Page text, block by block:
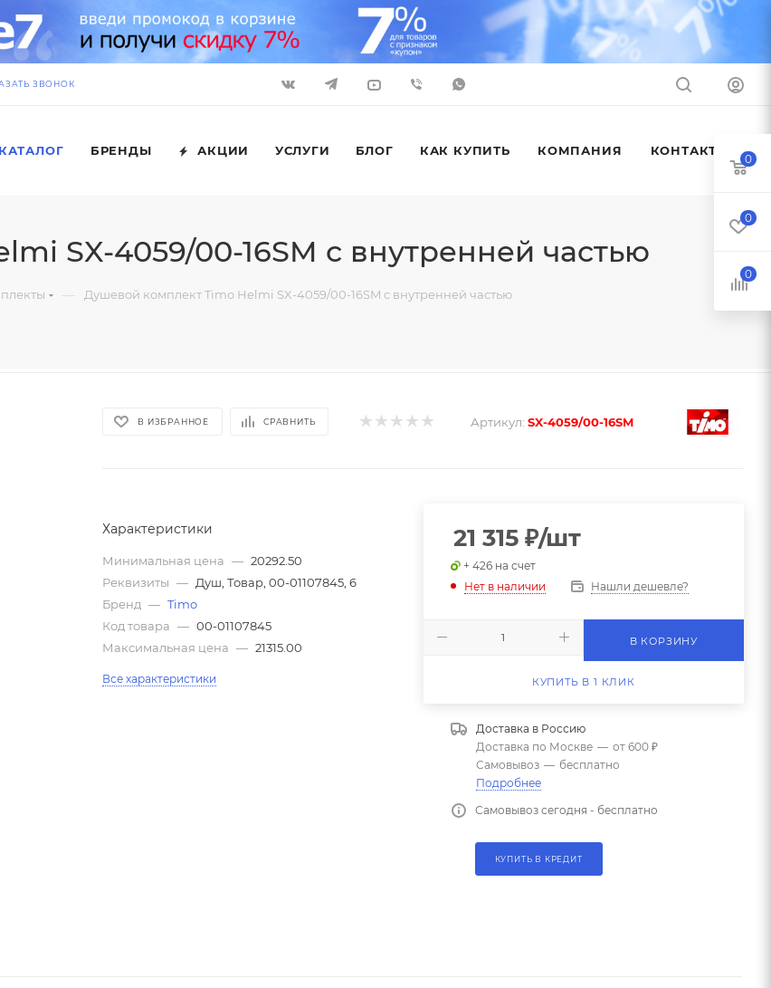
ЗВОНОК
КАТАЛОГ БРЕНДЫ АКЦИИ УСЛУГИ БЛОГ КАК КУПИТЬ КОМПАНИЯ КОНТАКТЫ
SX-4059/00-16SM с внутренней частью
— Душевой комплект Timo Helmi SX-4059/00-16SM с внутренней частью
В ИЗБРАННОЕ СРАВНИТЬ Артикул: SX-4059/00-16SM
Характеристики
Минимальная цена — 20292.50
Реквизиты — Душ, Товар, 00-01107845, 6
Бренд — Timo
Код товара — 00-01107845
Максимальная цена — 21315.00
Все характеристики
21 315₽/шт
+ 426 на счет
Нет в наличии
Нашли дешевле?
В КОРЗИНУ
КУПИТЬ В 1 КЛИК
Доставка в Россию
Доставка по Москве — от 600 ₽
Самовывоз — бесплатно
Подробнее
Самовывоз сегодня - бесплатно
КУПИТЬ В КРЕДИТ
0
0
0